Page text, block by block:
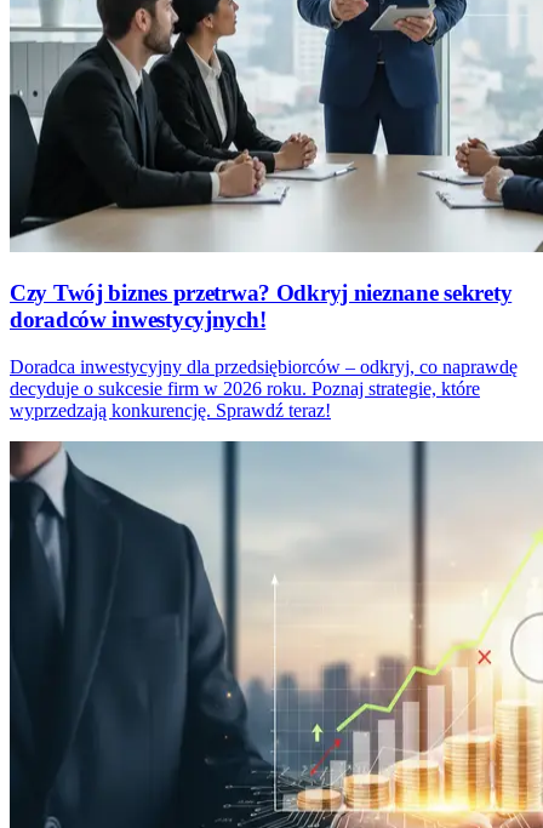
Czy Twój biznes przetrwa? Odkryj nieznane sekrety
doradców inwestycyjnych!
Doradca inwestycyjny dla przedsiębiorców – odkryj, co naprawdę
decyduje o sukcesie firm w 2026 roku. Poznaj strategie, które
wyprzedzają konkurencję. Sprawdź teraz!